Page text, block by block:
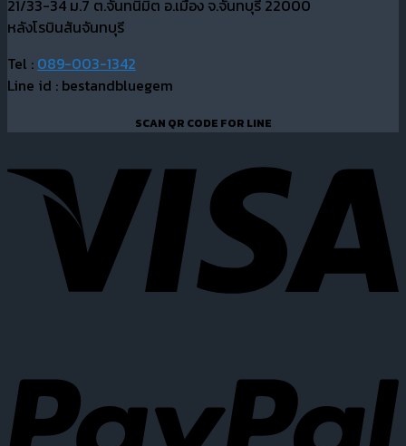
21/33-34 ม.7 ต.จันทนิมิต อ.เมือง จ.จันทบุรี 22000
หลังโรบินสันจันทบุรี
Tel : 089-003-1342
Line id : bestandbluegem
SCAN QR CODE FOR LINE